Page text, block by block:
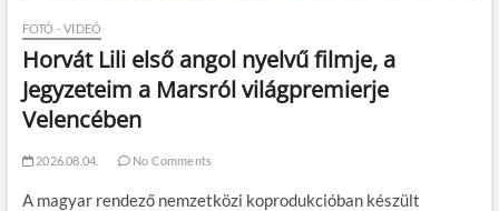
FOTÓ - VIDEÓ
Horvát Lili első angol nyelvű filmje, a
Jegyzeteim a Marsról világpremierje
Velencében
2026.08.04. No Comments
A magyar rendező nemzetközi koprodukcióban készült